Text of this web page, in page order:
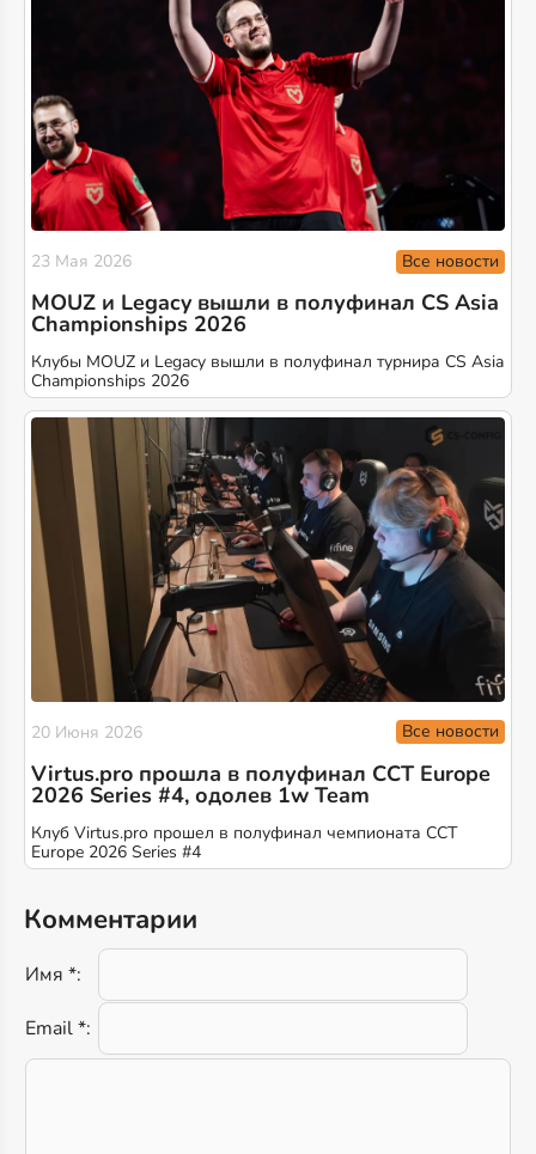
23 Мая 2026 Все новости
MOUZ и Legacy вышли в полуфинал CS Asia
Championships 2026
Клубы MOUZ и Legacy вышли в полуфинал турнира CS Asia
Championships 2026
20 Июня 2026 Все новости
Virtus.pro прошла в полуфинал CCT Europe
2026 Series #4, одолев 1w Team
Клуб Virtus.pro прошел в полуфинал чемпионата CCT
Europe 2026 Series #4
Комментарии
Имя *:
Email *: